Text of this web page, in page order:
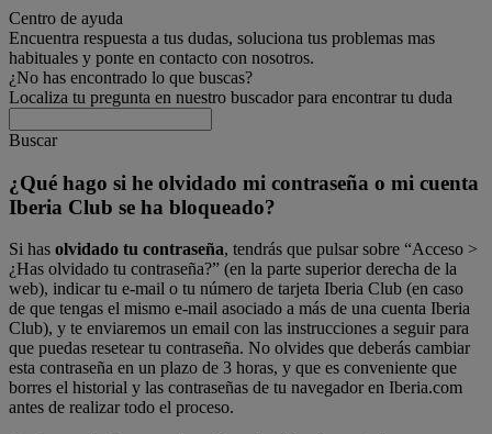
Centro de ayuda
Encuentra respuesta a tus dudas, soluciona tus problemas mas
habituales y ponte en contacto con nosotros.
¿No has encontrado lo que buscas?
Localiza tu pregunta en nuestro buscador para encontrar tu duda
Buscar
¿Qué hago si he olvidado mi contraseña o mi cuenta
Iberia Club se ha bloqueado?
Si has olvidado tu contraseña, tendrás que pulsar sobre “Acceso >
¿Has olvidado tu contraseña?” (en la parte superior derecha de la
web), indicar tu e-mail o tu número de tarjeta Iberia Club (en caso
de que tengas el mismo e-mail asociado a más de una cuenta Iberia
Club), y te enviaremos un email con las instrucciones a seguir para
que puedas resetear tu contraseña. No olvides que deberás cambiar
esta contraseña en un plazo de 3 horas, y que es conveniente que
borres el historial y las contraseñas de tu navegador en Iberia.com
antes de realizar todo el proceso.